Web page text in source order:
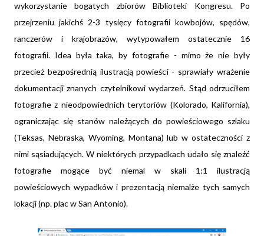
wykorzystanie bogatych zbiorów Biblioteki Kongresu. Po
przejrzeniu jakichś 2-3 tysięcy fotografii kowbojów, spędów,
ranczerów i krajobrazów, wytypowałem ostatecznie 16
fotografii. Idea była taka, by fotografie - mimo że nie były
przecież bezpośrednią ilustracją powieści - sprawiały wrażenie
dokumentacji znanych czytelnikowi wydarzeń. Stąd odrzuciłem
fotografie z nieodpowiednich terytoriów (Kolorado, Kalifornia),
ograniczając się stanów należących do powieściowego szlaku
(Teksas, Nebraska, Wyoming, Montana) lub w ostateczności z
nimi sąsiadujących. W niektórych przypadkach udało się znaleźć
fotografie mogące być niemal w skali 1:1 ilustracją
powieściowych wypadków i prezentacją niemalże tych samych
lokacji (np. plac w San Antonio).